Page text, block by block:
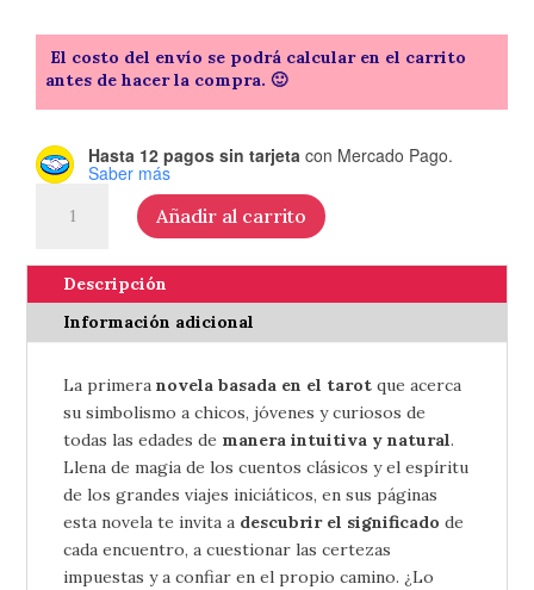
El costo del envío se podrá calcular en el carrito
antes de hacer la compra. 🙂
Hasta 12 pagos sin tarjeta con Mercado Pago.
Saber más
viaje
Mat
-
Asis
cantidad
Añadir al carrito
Descripción
Información adicional
La primera novela basada en el tarot que acerca
su simbolismo a chicos, jóvenes y curiosos de
todas las edades de manera intuitiva y natural.
Llena de magia de los cuentos clásicos y el espíritu
de los grandes viajes iniciáticos, en sus páginas
esta novela teinvita a descubrir el significado de
cada encuentro, a cuestionar las certezas
impuestas y a confiar en el propio camino. ¿Lo